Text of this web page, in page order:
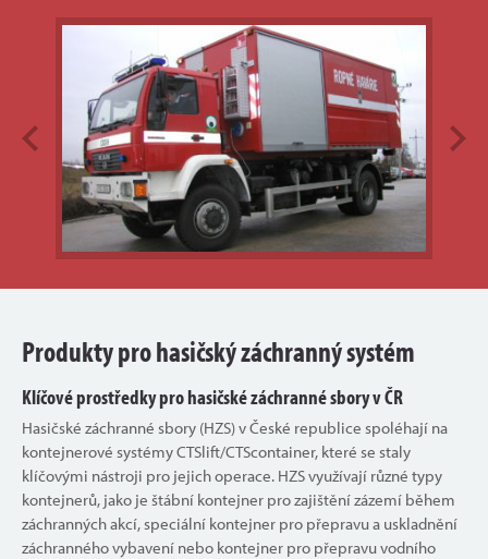
Previous
Produkty pro hasičský záchranný systém
Klíčové prostředky pro hasičské záchranné sbory v ČR
Hasičské záchranné sbory (HZS) v České republice spoléhají na
kontejnerové systémy CTSlift/CTScontainer, které se staly
klíčovými nástroji pro jejich operace. HZS využívají různé typy
kontejnerů, jako je štábní kontejner pro zajištění zázemí během
záchranných akcí, speciální kontejner pro přepravu a uskladnění
záchranného vybavení nebo kontejner pro přepravu vodního